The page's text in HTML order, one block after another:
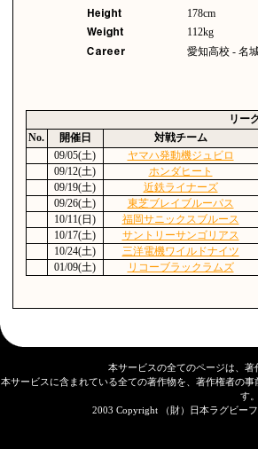
178cm
112kg
愛知高校 - 名
リー
No.
開催日
対戦チーム
09/05(土)
ヤマハ発動機ジュビロ
09/12(土)
ホンダヒート
09/19(土)
近鉄ライナーズ
09/26(土)
東芝ブレイブルーパス
10/11(日)
福岡サニックスブルース
10/17(土)
サントリーサンゴリアス
10/24(土)
三洋電機ワイルドナイツ
01/09(土)
リコーブラックラムズ
本サービスの全てのページは、
本サービスに含まれている全ての著作物を、著作権者の
す
2003 Copyright （財）日本ラグビー